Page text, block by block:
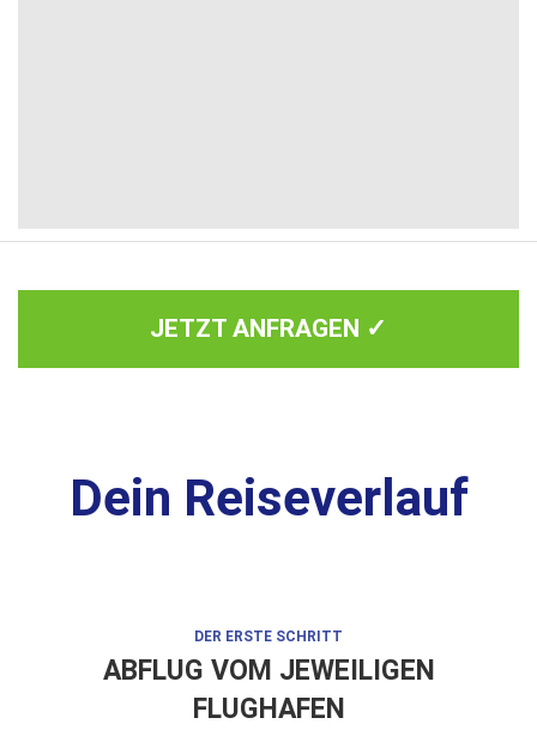
JETZT ANFRAGEN ✓
Dein Reiseverlauf
DER ERSTE SCHRITT
ABFLUG VOM JEWEILIGEN
FLUGHAFEN